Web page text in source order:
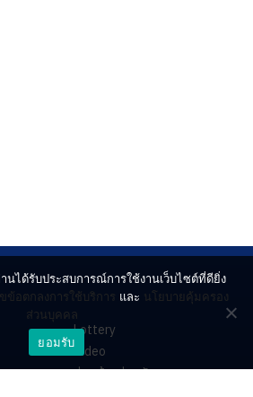
Lottery
Video
ร่วมด้วยช่วยกัน
นได้รับประสบการณ์การใช้งานเว็บไซต์ที่ดียิ่ง
ข้อตกลงการใช้บริการ และ นโยบายคุ้มครอง
ส่วนบุคคล
ยอมรับ